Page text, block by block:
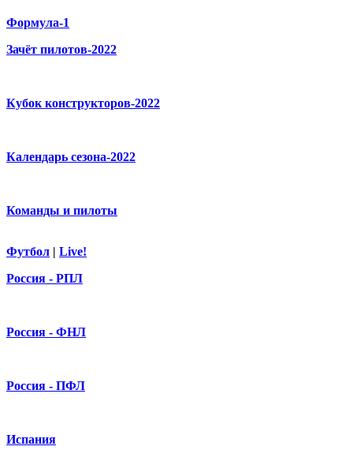
Формула-1
Зачёт пилотов-2022
Кубок конструкторов-2022
Календарь сезона-2022
Команды и пилоты
Футбол | Live!
Россия - РПЛ
Россия - ФНЛ
Россия - ПФЛ
Испания